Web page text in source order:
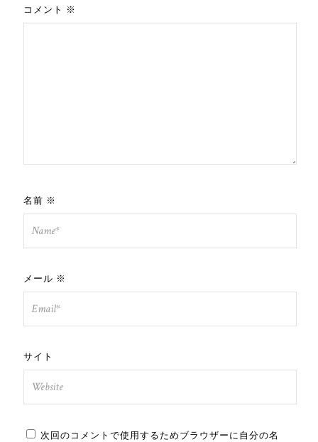
コメント ※
名前 ※
メール ※
サイト
次回のコメントで使用するためブラウザーに自分の名